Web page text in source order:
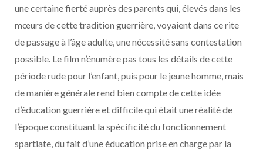
une certaine fierté auprès des parents qui, élevés dans les
mœurs de cette tradition guerrière, voyaient dans ce rite
de passage à l’âge adulte, une nécessité sans contestation
possible. Le film n’énumère pas tous les détails de cette
période rude pour l’enfant, puis pour le jeune homme, mais
de manière générale rend bien compte de cette idée
d’éducation guerrière et difficile qui était une réalité de
l’époque constituant la spécificité du fonctionnement
spartiate, du fait d’une éducation prise en charge par la